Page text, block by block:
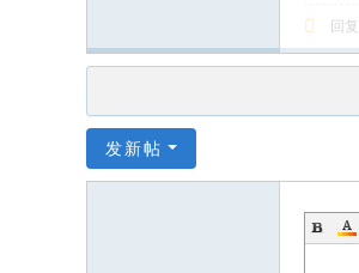
回复
发新帖